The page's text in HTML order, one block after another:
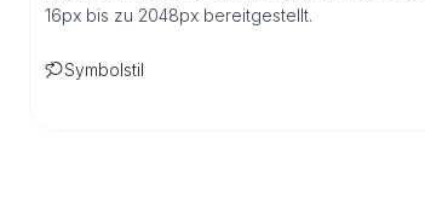
16px bis zu 2048px bereitgestellt.
Symbolstil